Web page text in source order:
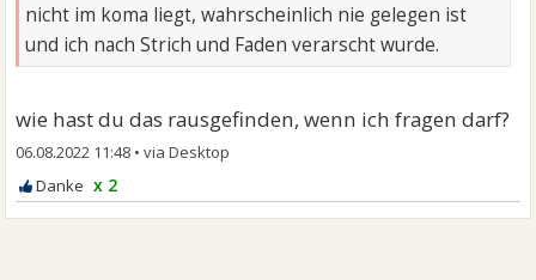
nicht im koma liegt, wahrscheinlich nie gelegen ist
und ich nach Strich und Faden verarscht wurde.
wie hast du das rausgefinden, wenn ich fragen darf?
06.08.2022 11:48 •
x 2